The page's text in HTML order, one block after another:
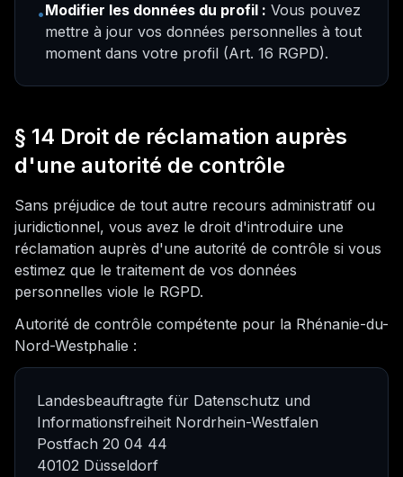
•Modifier les données du profil : Vous pouvez
mettre à jour vos données personnelles à tout
moment dans votre profil (Art. 16 RGPD).
§ 14 Droit de réclamation auprès
d'une autorité de contrôle
Sans préjudice de tout autre recours administratif ou
juridictionnel, vous avez le droit d'introduire une
réclamation auprès d'une autorité de contrôle si vous
estimez que le traitement de vos données
personnelles viole le RGPD.
Autorité de contrôle compétente pour la Rhénanie-du-
Nord-Westphalie :
Landesbeauftragte für Datenschutz und
Informationsfreiheit Nordrhein-Westfalen
Postfach 20 04 44
40102 Düsseldorf